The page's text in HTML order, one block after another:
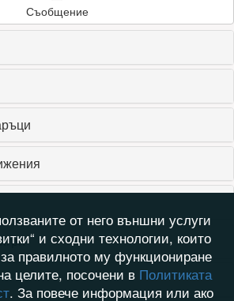
Съобщение
от него външни услуги
и сходни технологии, които
правилното му функциониране
целите, посочени в Политиката
. За повече информация или ако